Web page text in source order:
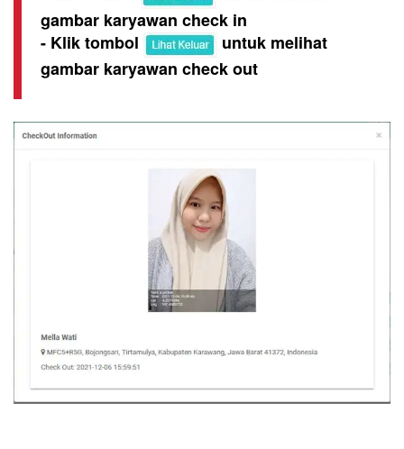
gambar karyawan check in
- Klik tombol
untuk melihat
gambar karyawan check out